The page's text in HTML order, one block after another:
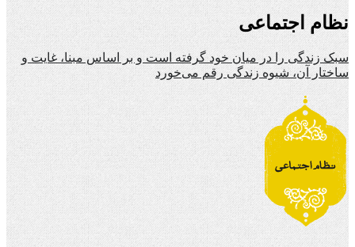
نظام اجتماعی
سبک زندگی را در میان خود گرفته است و بر اساس مبنا، غایت و
ساختار آن، شیوه زندگی رقم می‌خورد